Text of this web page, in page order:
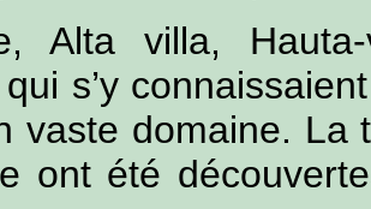
Alta villa,
s’y
vaste domaine. La
ont été